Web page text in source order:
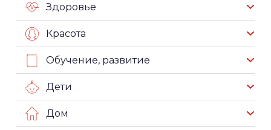
Здоровье
Красота
Обучение, развитие
Дети
Дом